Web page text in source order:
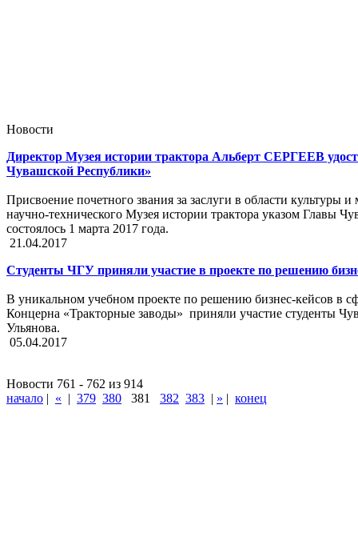
Новости
Директор Музея истории трактора Альберт СЕРГЕЕВ
Чувашской Республики»
Присвоение почетного звания за заслуги в области
научно-технического Музея истории трактора указом
состоялось 1 марта 2017 года.
21.04.2017
Студенты ЧГУ приняли участие в проекте по решению
В уникальном учебном проекте по решению бизнес-кейсов в
Концерна «Тракторные заводы» приняли участие студенты
Ульянова.
05.04.2017
Новости 761 - 762 из 914
начало | « | 379 380 381 382 383 | » | конец